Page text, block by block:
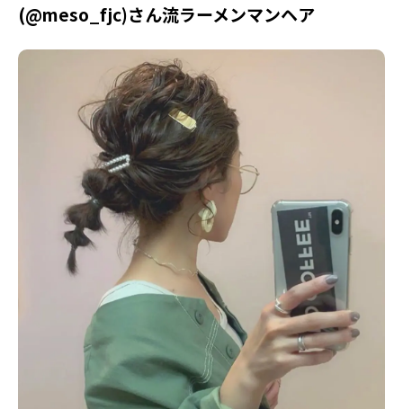
(@meso_fjc)さん流ラーメンマンヘア